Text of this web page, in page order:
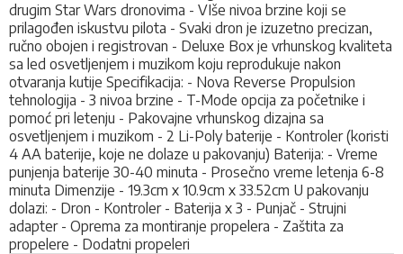
drugim Star Wars dronovima - VIše nivoa brzine koji se
prilagođen iskustvu pilota - Svaki dron je izuzetno precizan,
ručno obojen i registrovan - Deluxe Box je vrhunskog kvaliteta
sa led osvetljenjem i muzikom koju reprodukuje nakon
otvaranja kutije Specifikacija: - Nova Reverse Propulsion
tehnologija - 3 nivoa brzine - T-Mode opcija za početnike i
pomoć pri letenju - Pakovajne vrhunskog dizajna sa
osvetljenjem i muzikom - 2 Li-Poly baterije - Kontroler (koristi
4 AA baterije, koje ne dolaze u pakovanju) Baterija: - Vreme
punjenja baterije 30-40 minuta - Prosečno vreme letenja 6-8
minuta Dimenzije - 19.3cm x 10.9cm x 33.52cm U pakovanju
dolazi: - Dron - Kontroler - Baterija x 3 - Punjač - Strujni
adapter - Oprema za montiranje propelera - Zaštita za
propelere - Dodatni propeleri